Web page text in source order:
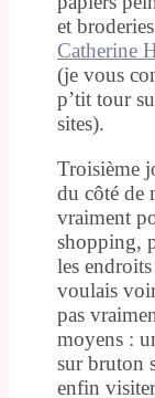
et
Catherine
(je vous
p’tit tour
sites).
Troisième
du côté de
vraiment
shopping,
les
voulais
pas
moyens :
sur bruton
enfin